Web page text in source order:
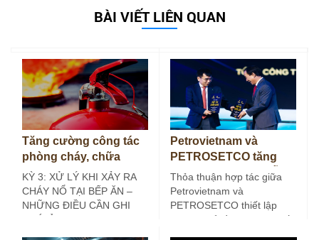
BÀI VIẾT LIÊN QUAN
Tăng cường công tác
phòng cháy, chữa
cháy tại bếp ăn công
nghiệp (Kỳ 3)
KỲ 3: XỬ LÝ KHI XẢY RA
CHÁY NỔ TẠI BẾP ĂN –
NHỮNG ĐIỀU CẦN GHI
Petrovietnam và
PETROSETCO tăng
cường liên kết chuỗi
dịch vụ năng lượng
Thỏa thuận hợp tác giữa
Petrovietnam và
PETROSETCO thiết lập
khuôn khổ đồng hành chiến